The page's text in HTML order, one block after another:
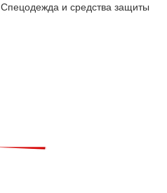
Спецодежда и средства защиты